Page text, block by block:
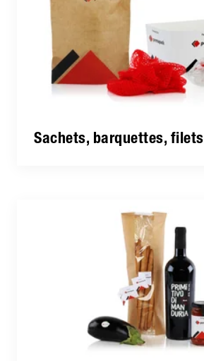
Sachets, barquettes, filets